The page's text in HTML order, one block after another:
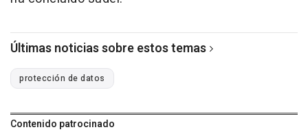
Últimas noticias sobre estos temas
protección de datos
Contenido patrocinado